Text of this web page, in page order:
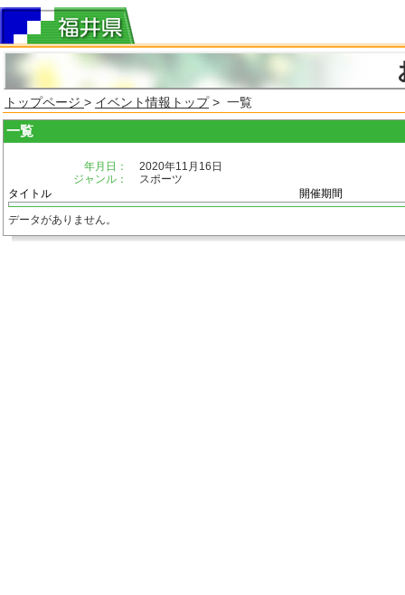
トップページ > イベント情報トップ> 一覧
一覧
年月日：
2020年11月16日
ジャンル：
スポーツ
タイトル
開催期間
データがありません。